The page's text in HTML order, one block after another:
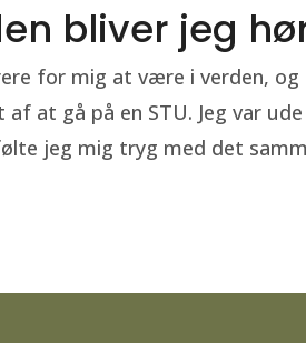
bliver jeg
for mig at være i verden, og
at gå på en STU. Jeg var
jeg mig tryg med det